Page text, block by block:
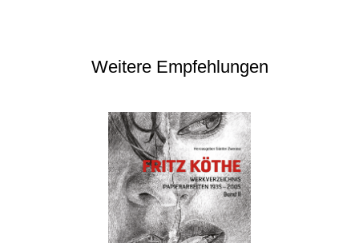
Weitere Empfehlungen